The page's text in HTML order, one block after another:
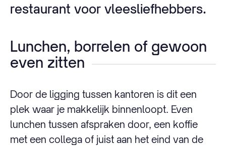
restaurant voor vleesliefhebbers.
Lunchen, borrelen of gewoon
even zitten
Door de ligging tussen kantoren is dit een
plek waar je makkelijk binnenloopt. Even
lunchen tussen afspraken door, een koffie
met een collega of juist aan het eind van de